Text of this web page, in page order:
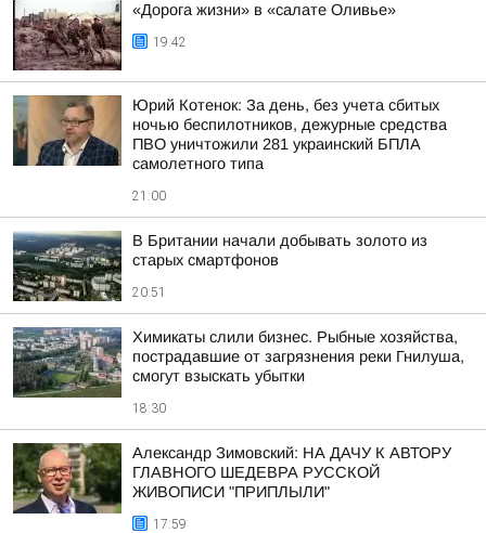
«Дорога жизни» в «салате Оливье»
19:42
Юрий Котенок: За день, без учета сбитых
ночью беспилотников, дежурные средства
ПВО уничтожили 281 украинский БПЛА
самолетного типа
21:00
В Британии начали добывать золото из
старых смартфонов
20:51
Химикаты слили бизнес. Рыбные хозяйства,
пострадавшие от загрязнения реки Гнилуша,
смогут взыскать убытки
18:30
Александр Зимовский: НА ДАЧУ К АВТОРУ
ГЛАВНОГО ШЕДЕВРА РУССКОЙ
ЖИВОПИСИ "ПРИПЛЫЛИ"
17:59